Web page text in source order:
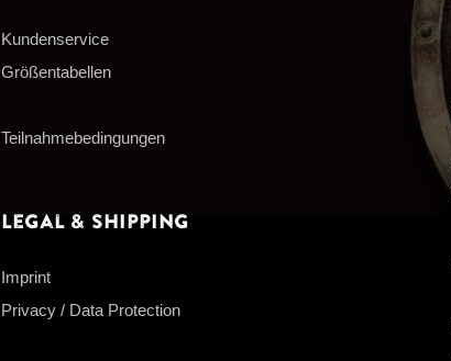
Kundenservice
Größentabellen
Teilnahmebedingungen
Legal & Shipping
Imprint
Privacy / Data Protection